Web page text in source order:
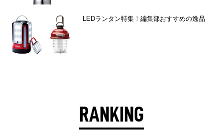
LEDランタン特集！編集部おすすめの逸品
RANKING